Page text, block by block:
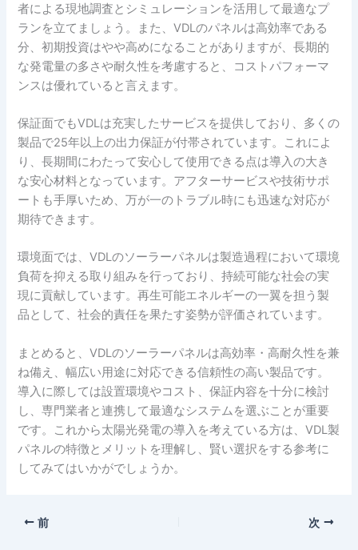
者による現地調査とシミュレーションを活用して最適なプ
ランを立てましょう。また、VDLのパネルは高効率である
分、初期投資はやや高めになることがありますが、長期的
な発電量の多さや耐久性を考慮すると、コストパフォーマ
ンスは優れていると言えます。
保証面でもVDLは充実したサービスを提供しており、多くの
製品で25年以上の出力保証が付帯されています。これによ
り、長期間にわたって安心して使用できる点は導入の大き
な安心材料となっています。アフターサービスや技術サポ
ートも手厚いため、万が一のトラブル時にも迅速な対応が
期待できます。
環境面では、VDLのソーラーパネルは製造過程において環境
負荷を抑える取り組みを行っており、持続可能な社会の実
現に貢献しています。再生可能エネルギーの一翼を担う製
品として、社会的責任を果たす姿勢が評価されています。
まとめると、VDLのソーラーパネルは高効率・高耐久性を兼
ね備え、幅広い用途に対応できる信頼性の高い製品です。
導入に際しては設置環境やコスト、保証内容を十分に検討
し、専門業者と連携して最適なシステムを選ぶことが重要
です。これから太陽光発電の導入を考えている方は、VDL製
パネルの特徴とメリットを理解し、賢い選択をする参考に
してみてはいかがでしょうか。
前 次